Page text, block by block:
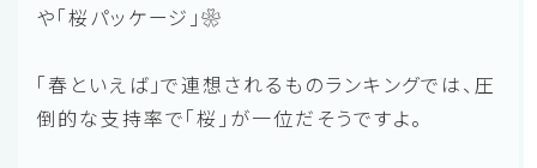
や「桜パッケージ」❀
「春といえば」で連想されるものランキングでは、圧
倒的な支持率で「桜」が一位だそうですよ。